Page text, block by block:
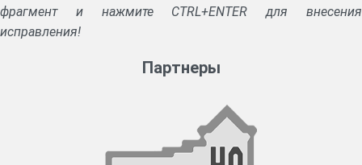
фрагмент и нажмите CTRL+ENTER для внесения
исправления!
Партнеры